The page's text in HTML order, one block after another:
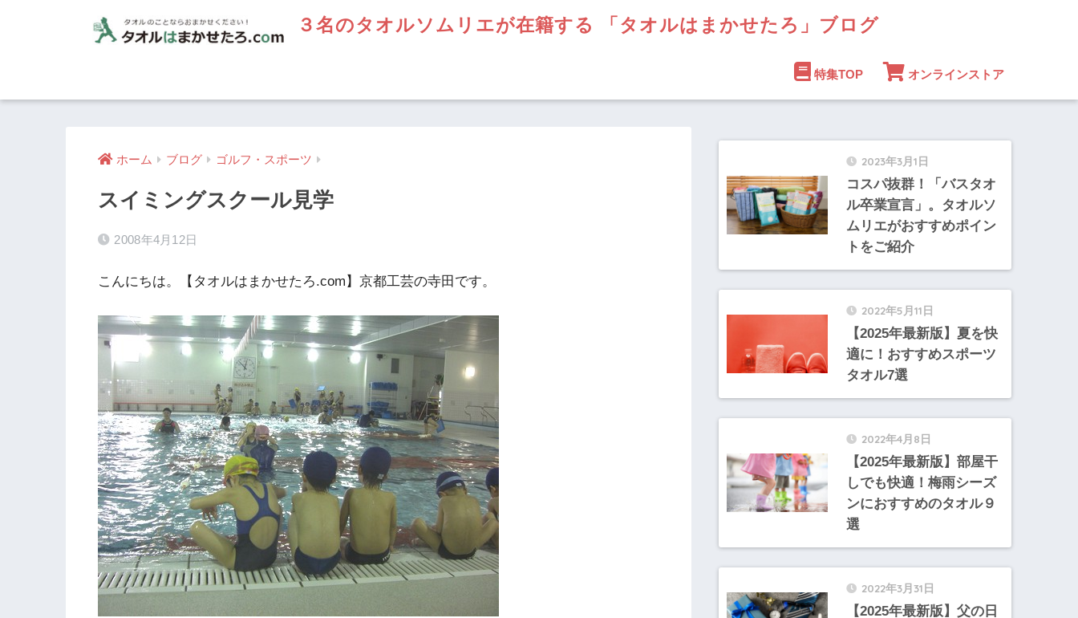
３名のタオルソムリエが在籍する 「タオルはまかせたろ」ブログ
特集TOP オンラインストア
ホーム ブログ ゴルフ・スポーツ
スイミングスクール見学
2008年4月12日
こんにちは。【タオルはまかせたろ.com】京都工芸の寺田です。
2023年3月1日
コスパ抜群！「バスタオ
ル卒業宣言」。タオルソ
ムリエがおすすめポイン
トをご紹介
2022年5月11日
【2025年最新版】夏を快
適に！おすすめスポーツ
タオル7選
2022年4月8日
【2025年最新版】部屋干
しでも快適！梅雨シーズ
ンにおすすめのタオル９
選
2022年3月31日
【2025年最新版】父の日